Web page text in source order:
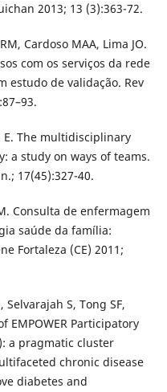
2013; 13 (3):363-72.
Cardoso MAA, Lima JO.
com os serviços da rede
estudo de validação. Rev
E. The multidisciplinary
a study on ways of teams.
17(45):327-40.
Consulta de enfermagem
saúde da família:
Fortaleza (CE) 2011;
Selvarajah S, Tong SF,
EMPOWER Participatory
a pragmatic cluster
chronic disease
diabetes and